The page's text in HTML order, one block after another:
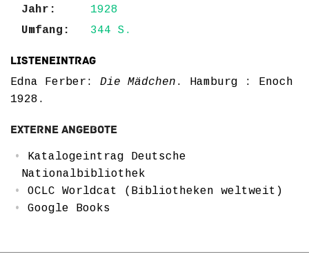
Jahr:
1928
Umfang:
344 S.
Listeneintrag
Edna Ferber: Die Mädchen . Hamburg : Enoch
1928.
Externe Angebote
Katalogeintrag Deutsche
Nationalbibliothek
OCLC Worldcat (Bibliotheken weltweit)
Google Books